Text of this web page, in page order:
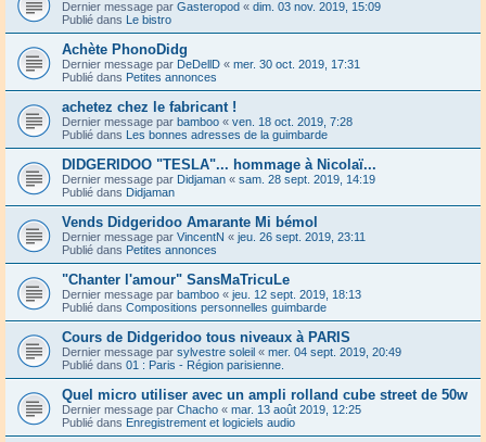
Dernier message par Gasteropod « dim. 03 nov. 2019, 15:09
Publié dans Le bistro
Achète PhonoDidg
Dernier message par DeDellD « mer. 30 oct. 2019, 17:31
Publié dans Petites annonces
achetez chez le fabricant !
Dernier message par bamboo « ven. 18 oct. 2019, 7:28
Publié dans Les bonnes adresses de la guimbarde
DIDGERIDOO "TESLA"... hommage à Nicolaï...
Dernier message par Didjaman « sam. 28 sept. 2019, 14:19
Publié dans Didjaman
Vends Didgeridoo Amarante Mi bémol
Dernier message par VincentN « jeu. 26 sept. 2019, 23:11
Publié dans Petites annonces
"Chanter l'amour" SansMaTricuLe
Dernier message par bamboo « jeu. 12 sept. 2019, 18:13
Publié dans Compositions personnelles guimbarde
Cours de Didgeridoo tous niveaux à PARIS
Dernier message par sylvestre soleil « mer. 04 sept. 2019, 20:49
Publié dans 01 : Paris - Région parisienne.
Quel micro utiliser avec un ampli rolland cube street de 50w
Dernier message par Chacho « mar. 13 août 2019, 12:25
Publié dans Enregistrement et logiciels audio